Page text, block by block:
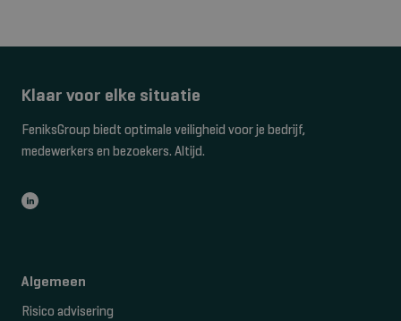
Klaar voor elke situatie
FeniksGroup biedt optimale veiligheid voor je bedrijf,
medewerkers en bezoekers. Altijd.
Algemeen
Risico advisering